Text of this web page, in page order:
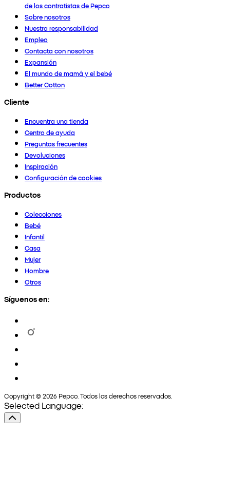
de los contratistas de Pepco
Sobre nosotros
Nuestra responsabilidad
Empleo
Contacta con nosotros
Expansión
El mundo de mamá y el bebé
Better Cotton
Cliente
Encuentra una tienda
Centro de ayuda
Preguntas frecuentes
Devoluciones
Inspiración
Configuración de cookies
Productos
Colecciones
Bebé
Infantil
Casa
Mujer
Hombre
Otros
Síguenos en:
Copyright © 2026 Pepco. Todos los derechos reservados.
Selected Language: